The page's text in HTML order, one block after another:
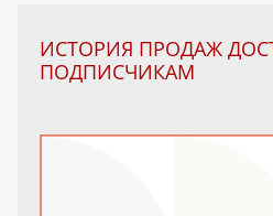
ИСТОРИЯ ПРОДАЖ
ПОДПИСЧИКАМ